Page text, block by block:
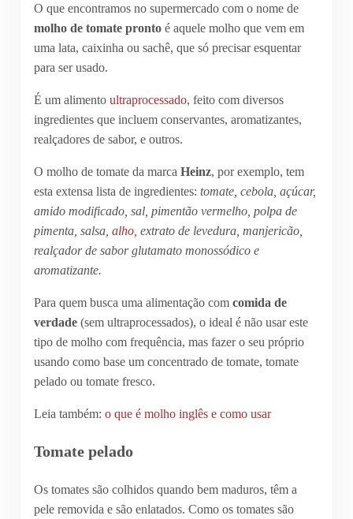
O que encontramos no supermercado com o nome de
molho de tomate prontoé aquele molho que vem em
uma lata, caixinha ou sachê, que só precisar esquentar
para ser usado.
É um alimento ultraprocessado, feito com diversos
ingredientes que incluem conservantes, aromatizantes,
realçadores de sabor, e outros.
O molho de tomate da marca Heinz, por exemplo, tem
esta extensa lista de ingredientes: tomate, cebola, açúcar,
amido modificado, sal, pimentão vermelho, polpa de
pimenta, salsa, alho, extrato de levedura, manjericão,
realçador de sabor glutamato monossódico e
aromatizante.
Para quem busca uma alimentação com comida de
verdade(sem ultraprocessados), o ideal é não usar este
tipo de molho com frequência, mas fazer o seu próprio
usando como base um concentrado de tomate, tomate
pelado ou tomate fresco.
Leia também: o que é molho inglês e como usar
Tomate pelado
Os tomates são colhidos quando bem maduros, têm a
pele removida e são enlatados. Como os tomates são